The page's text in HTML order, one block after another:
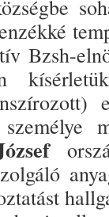
Bzsh-
személye